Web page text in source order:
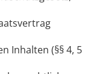
Inhalten (§§ 4, 5